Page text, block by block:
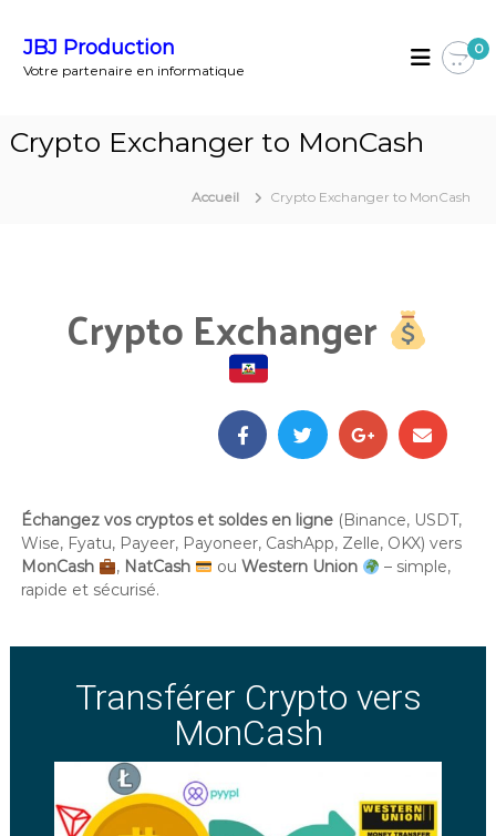
JBJ Production
Votre partenaire en informatique
0
Crypto Exchanger to MonCash
Accueil Crypto Exchanger to MonCash
Crypto Exchanger
Échangez vos cryptos et soldes en ligne(Binance, USDT,
Wise, Fyatu, Payeer, Payoneer, CashApp, Zelle, OKX) vers
MonCash
, NatCash ou Western Union
– simple,
rapide et sécurisé.
Transférer Crypto vers
MonCash